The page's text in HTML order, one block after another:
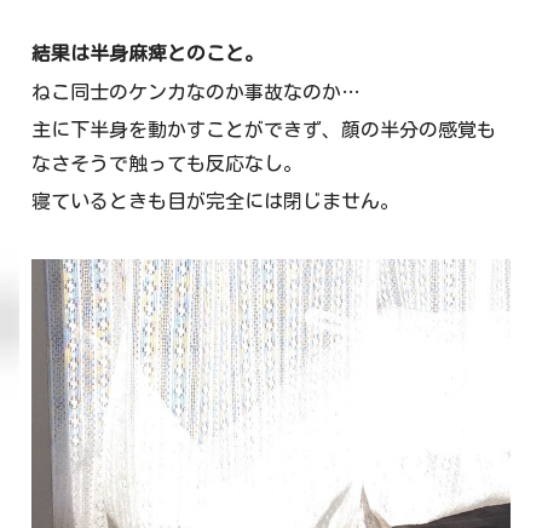
結果は半身麻痺とのこと。
ねこ同士のケンカなのか事故なのか…
主に下半身を動かすことができず、顔の半分の感覚も
なさそうで触っても反応なし。
寝ているときも目が完全には閉じません。